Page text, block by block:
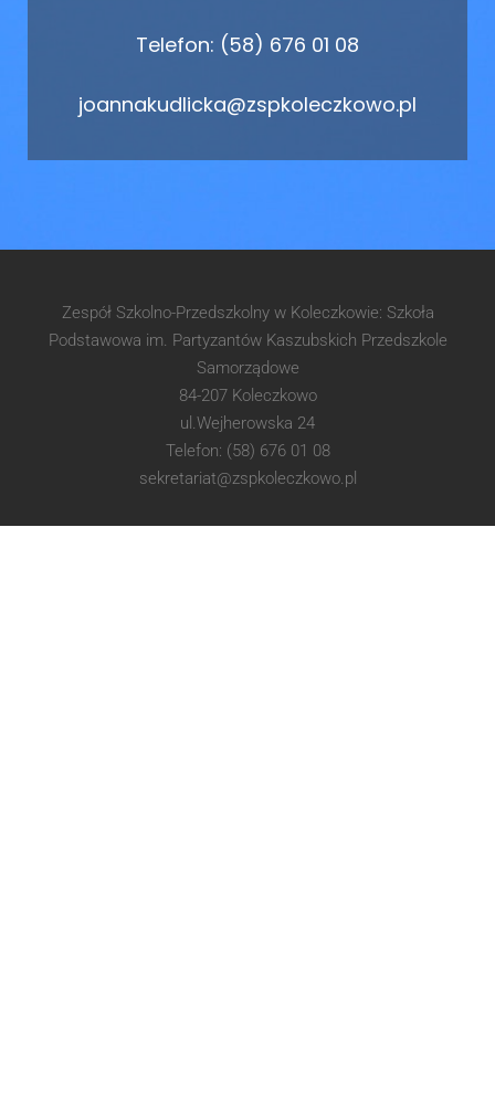
Telefon: (58) 676 01 08
joannakudlicka@zspkoleczkowo.pl
Zespół Szkolno-Przedszkolny w Koleczkowie: Szkoła
Podstawowa im. Partyzantów Kaszubskich Przedszkole
Samorządowe
84-207 Koleczkowo
ul.Wejherowska 24
Telefon: (58) 676 01 08
sekretariat@zspkoleczkowo.pl